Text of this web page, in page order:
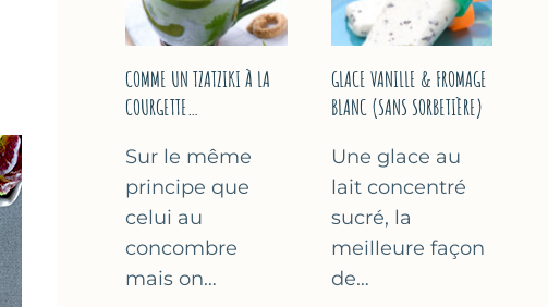
COMME UN TZATZIKI À LA
COURGETTE…
Sur le même
principe que
celui au
concombre
mais on…
GLACE VANILLE & FROMAGE
BLANC (SANS SORBETIÈRE)
Une glace au
lait concentré
sucré, la
meilleure façon
de…